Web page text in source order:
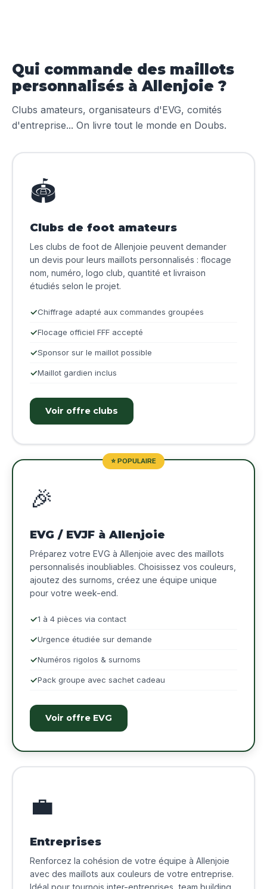
Qui commande des maillots
personnalisés à Allenjoie ?
Clubs amateurs, organisateurs d'EVG, comités
d'entreprise... On livre tout le monde en Doubs.
🏟️
Clubs de foot amateurs
Les clubs de foot de Allenjoie peuvent demander
un devis pour leurs maillots personnalisés : flocage
nom, numéro, logo club, quantité et livraison
étudiés selon le projet.
Chiffrage adapté aux commandes groupées
Flocage officiel FFF accepté
Sponsor sur le maillot possible
Maillot gardien inclus
Voir offre clubs
⭐ POPULAIRE
🎉
EVG / EVJF à Allenjoie
Préparez votre EVG à Allenjoie avec des maillots
personnalisés inoubliables. Choisissez vos couleurs,
ajoutez des surnoms, créez une équipe unique
pour votre week-end.
1 à 4 pièces via contact
Urgence étudiée sur demande
Numéros rigolos & surnoms
Pack groupe avec sachet cadeau
Voir offre EVG
💼
Entreprises
Renforcez la cohésion de votre équipe à Allenjoie
avec des maillots aux couleurs de votre entreprise.
Idéal pour tournois inter-entreprises, team building